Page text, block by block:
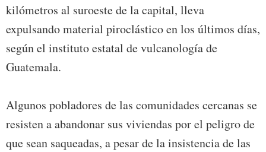
kilómetros al suroeste de la capital, lleva
expulsando material piroclástico en los últimos días,
según el instituto estatal de vulcanología de
Guatemala.
Algunos pobladores de las comunidades cercanas se
resisten a abandonar sus viviendas por el peligro de
que sean saqueadas, a pesar de la insistencia de las